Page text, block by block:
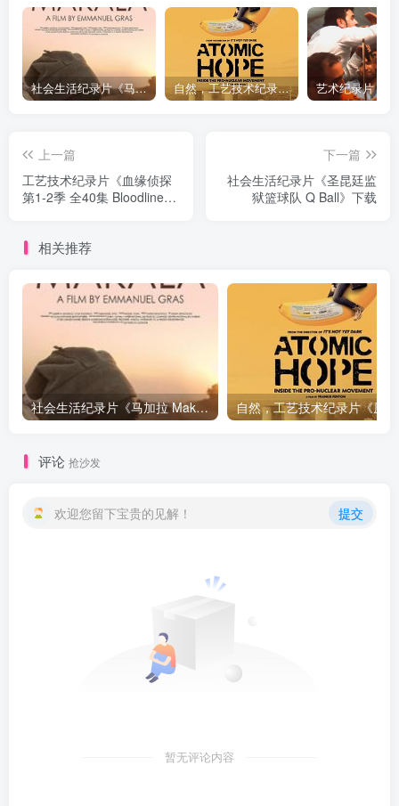
社会生活纪录片《马加拉 Makala》下载 自然，工艺技术纪录片《原子能的希望 Atomic Hope – Inside the Pro-Nuclear Movement》下载
上一篇
工艺技术纪录片《血缘侦探
第1-2季 全40集 Bloodline
下一篇
社会生活纪录片《圣昆廷监
狱篮球队 Q Ball》下载
相关推荐
社会生活纪录片《马加拉 Makala》下载
评论 抢沙发
欢迎您留下宝贵的见解！ 提交
暂无评论内容